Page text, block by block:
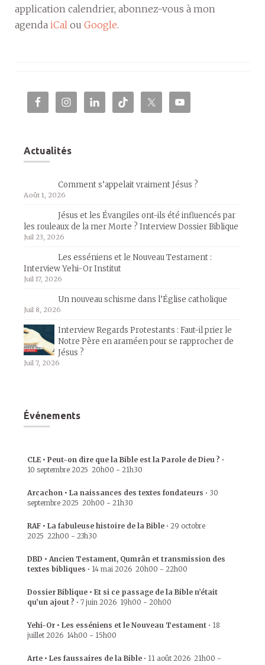
application calendrier, abonnez-vous à mon
agenda iCal ou Google.
Actualités
Comment s’appelait vraiment Jésus ?
Août 1, 2026
Jésus et les Évangiles ont-ils été influencés par
les rouleaux de la mer Morte ? Interview Dossier Biblique
Juil 23, 2026
Les esséniens et le Nouveau Testament :
Interview Yehi-Or Institut
Juil 17, 2026
Un nouveau schisme dans l’Église catholique
Juil 8, 2026
Interview Regards Protestants : Faut-il prier le
Notre Père en araméen pour se rapprocher de
Jésus ?
Juil 7, 2026
Événements
CLE • Peut-on dire que la Bible est la Parole de Dieu ? •
10 septembre 2025 20h00 - 21h30
Arcachon • La naissances des textes fondateurs • 30
septembre 2025 20h00 - 21h30
RAF • La fabuleuse histoire de la Bible • 29 octobre
2025 22h00 - 23h30
DBD • Ancien Testament, Qumrân et transmission des
textes bibliques • 14 mai 2026 20h00 - 22h00
Dossier Biblique • Et si ce passage de la Bible n’était
qu’un ajout ? • 7 juin 2026 19h00 - 20h00
Yehi-Or • Les esséniens et le Nouveau Testament • 18
juillet 2026 14h00 - 15h00
Arte • Les faussaires de la Bible • 11 août 2026 21h00 -